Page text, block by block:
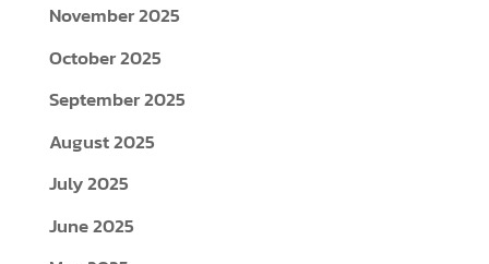
November 2025
October 2025
September 2025
August 2025
July 2025
June 2025